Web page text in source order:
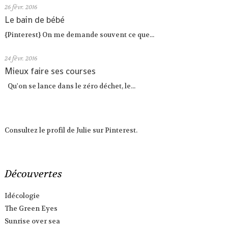
26 févr. 2016
Le bain de bébé
{Pinterest} On me demande souvent ce que...
24 févr. 2016
Mieux faire ses courses
Qu'on se lance dans le zéro déchet, le...
Consultez le profil de Julie sur Pinterest.
Découvertes
Idécologie
The Green Eyes
Sunrise over sea